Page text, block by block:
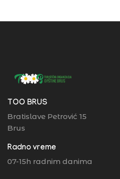
TOO BRUS
Bratislave Petrović 15
Brus
Radno vreme
07-15h radnim danima